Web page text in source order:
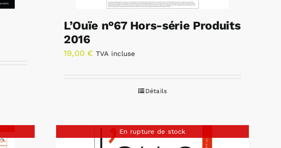
L’Ouïe n°67 Hors-série Produits
2016
19,00 € TVA incluse
Détails
En rupture de stock